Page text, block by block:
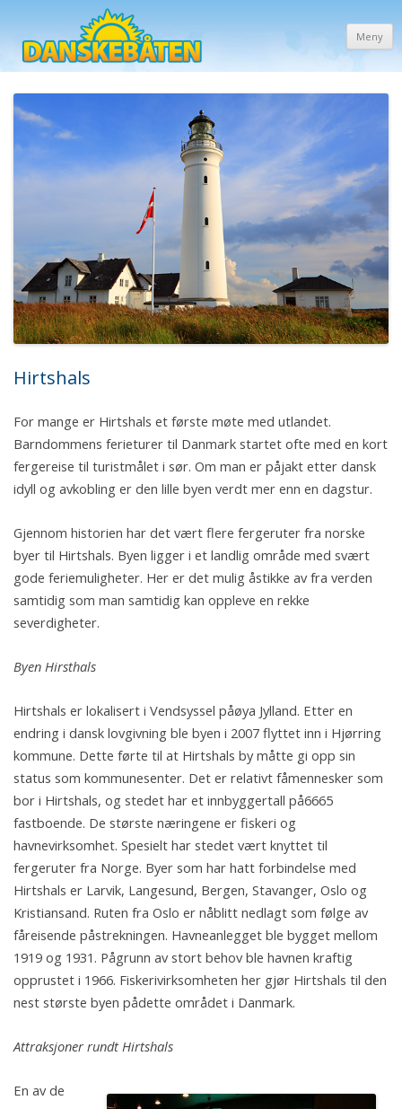
Meny
Hirtshals
For mange er Hirtshals et første møte med utlandet.
Barndommens ferieturer til Danmark startet ofte med en kort
fergereise til turistmålet i sør. Om man er påjakt etter dansk
idyll og avkobling er den lille byen verdt mer enn en dagstur.
Gjennom historien har det vært flere fergeruter fra norske
byer til Hirtshals. Byen ligger i et landlig område med svært
gode feriemuligheter. Her er det mulig åstikke av fra verden
samtidig som man samtidig kan oppleve en rekke
severdigheter.
Byen Hirsthals
Hirtshals er lokalisert i Vendsyssel påøya Jylland. Etter en
endring i dansk lovgivning ble byen i 2007 flyttet inn i Hjørring
kommune. Dette førte til at Hirtshals by måtte gi opp sin
status som kommunesenter. Det er relativt fåmennesker som
bor i Hirtshals, og stedet har et innbyggertall på6665
fastboende. De største næringene er fiskeri og
havnevirksomhet. Spesielt har stedet vært knyttet til
fergeruter fra Norge. Byer som har hatt forbindelse med
Hirtshals er Larvik, Langesund, Bergen, Stavanger, Oslo og
Kristiansand. Ruten fra Oslo er nåblitt nedlagt som følge av
fåreisende påstrekningen. Havneanlegget ble bygget mellom
1919 og 1931. Pågrunn av stort behov ble havnen kraftig
opprustet i 1966. Fiskerivirksomheten her gjør Hirtshals til den
nest største byen pådette området i Danmark.
Attraksjoner rundt Hirtshals
En av de